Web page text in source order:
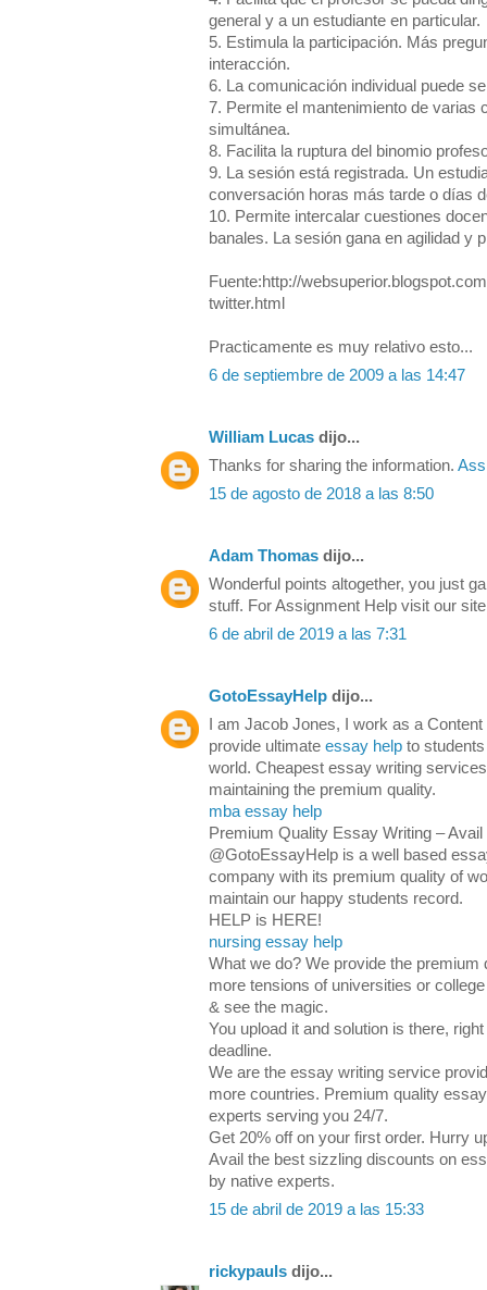
general y a un estudiante en particular.
5. Estimula la participación. Más
interacción.
6. La comunicación individual puede
7. Permite el mantenimiento de varias
simultánea.
8. Facilita la ruptura del binomio
9. La sesión está registrada. Un
conversación horas más tarde o días
10. Permite intercalar cuestiones
banales. La sesión gana en agilidad y
Fuente:http://
twitter.html
Practicamente es muy relativo esto...
6 de septiembre de 2009 a las 14:47
William Lucas dijo...
Thanks for sharing the information.
15 de agosto de 2018 a las 8:50
Adam Thomas dijo...
Wonderful points altogether, you just
stuff. For Assignment Help visit our
6 de abril de 2019 a las 7:31
GotoEssayHelp dijo...
I am Jacob Jones, I work as a
provide ultimate essay help to
world. Cheapest essay writing
maintaining the premium quality.
mba essay help
Premium Quality Essay Writing –
@GotoEssayHelp is a well based
company with its premium quality of
maintain our happy students record.
HELP is HERE!
nursing essay help
What we do? We provide the
more tensions of universities or
& see the magic.
You upload it and solution is there,
deadline.
We are the essay writing service
more countries. Premium quality
experts serving you 24/7.
Get 20% off on your first order. Hurry
Avail the best sizzling discounts on
by native experts.
15 de abril de 2019 a las 15:33
rickypauls dijo...